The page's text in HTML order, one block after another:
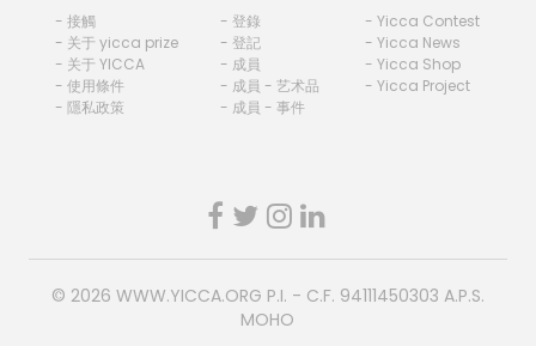
- 接觸
- 关于 yicca prize
- 关于 YICCA
- 使用條件
- 隱私政策
- 登錄
- 登記
- 成員
- 成員 - 艺术品
- 成員 - 事件
- Yicca Contest
- Yicca News
- Yicca Shop
- Yicca Project
© 2026 WWW.YICCA.ORG P.I. - C.F. 94111450303 A.P.S.
MOHO